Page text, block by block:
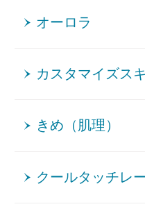
オーロラ
カスタマイズス
きめ（肌理）
クールタッチレ